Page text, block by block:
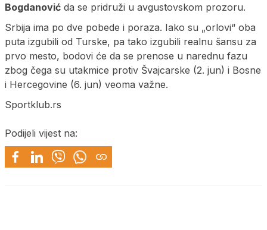
Bogdanović da se pridruži u avgustovskom prozoru.
Srbija ima po dve pobede i poraza. Iako su „orlovi“ oba
puta izgubili od Turske, pa tako izgubili realnu šansu za
prvo mesto, bodovi će da se prenose u narednu fazu
zbog čega su utakmice protiv Švajcarske (2. jun) i Bosne
i Hercegovine (6. jun) veoma važne.
Sportklub.rs
Podijeli vijest na: